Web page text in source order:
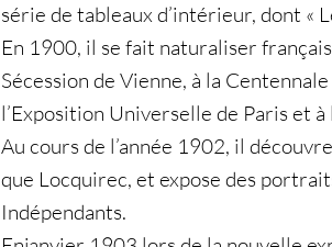
série de tableaux d’intérieur, dont «
En 1900, il se fait naturaliser
Sécession de Vienne, à la
l’Exposition Universelle de Paris et
Au cours de l’année 1902, il
que Locquirec, et expose des
Indépendants.